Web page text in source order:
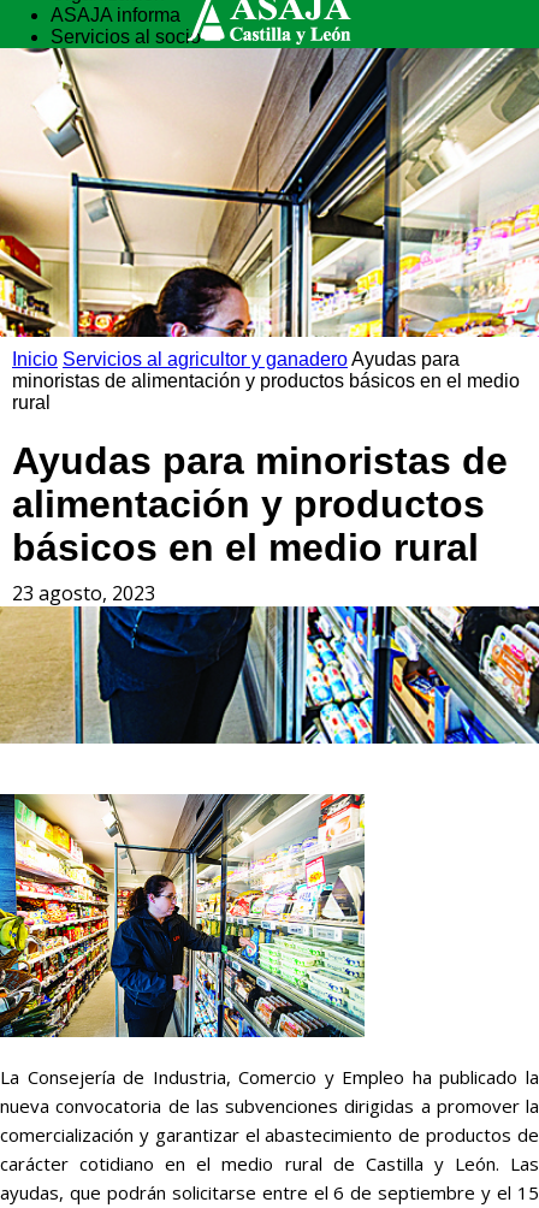
ASAJA informa
Servicios al socio
Vida rural
Formación
Inicio Servicios al agricultor y ganaderoAyudas para
minoristas de alimentación y productos básicos en el medio
rural
Ayudas para minoristas de
alimentación y productos
básicos en el medio rural
23 agosto, 2023
La Consejería de Industria, Comercio y Empleo ha publicado la
nueva convocatoria de las subvenciones dirigidas a promover la
comercialización y garantizar el abastecimiento de productos de
carácter cotidiano en el medio rural de Castilla y León. Las
ayudas, que podrán solicitarse entre el 6 de septiembre y el 15